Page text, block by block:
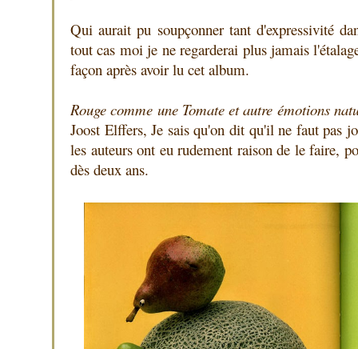
Qui aurait pu soupçonner tant d'expressivité
tout cas moi je ne regarderai plus jamais
façon après avoir lu cet album.
Rouge comme une Tomate et autre émotions
Joost Elffers, Je sais qu'on dit qu'il ne faut pas
les auteurs ont eu rudement raison de le faire,
dès deux ans.